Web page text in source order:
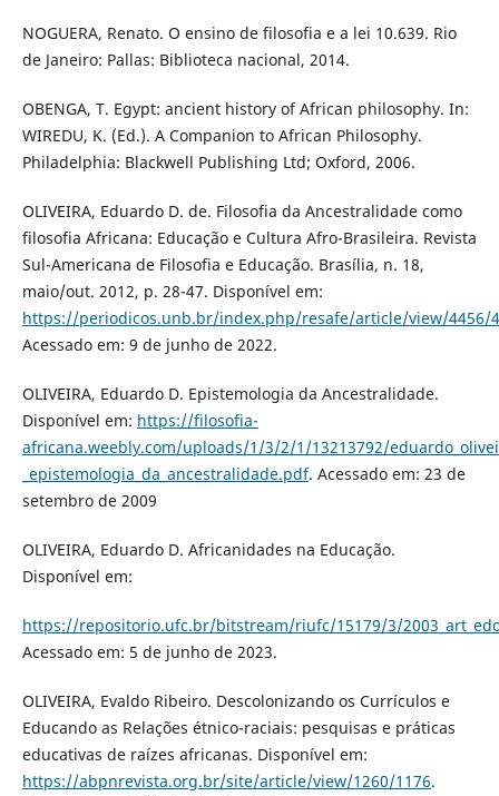
NOGUERA, Renato. O ensino de filosofia e a lei 10.639. Rio
de Janeiro: Pallas: Biblioteca nacional, 2014.
OBENGA, T. Egypt: ancient history of African philosophy. In:
WIREDU, K. (Ed.). A Companion to African Philosophy.
Philadelphia: Blackwell Publishing Ltd; Oxford, 2006.
OLIVEIRA, Eduardo D. de. Filosofia da Ancestralidade como
filosofia Africana: Educação e Cultura Afro-Brasileira. Revista
Sul-Americana de Filosofia e Educação. Brasília, n. 18,
maio/out. 2012, p. 28-47. Disponível em:
https://periodicos.unb.br/index.php/resafe/article/view/4456/
Acessado em: 9 de junho de 2022.
OLIVEIRA, Eduardo D. Epistemologia da Ancestralidade.
Disponível em: https://filosofia-
africana.weebly.com/uploads/1/3/2/1/13213792/
_epistemologia_da_ancestralidade.pdf. Acessado em: 23 de
setembro de 2009
OLIVEIRA, Eduardo D. Africanidades na Educação.
Disponível em:
https://repositorio.ufc.br/bitstream/riufc/15179/3/
Acessado em: 5 de junho de 2023.
OLIVEIRA, Evaldo Ribeiro. Descolonizando os Currículos e
Educando as Relações étnico-raciais: pesquisas e práticas
educativas de raízes africanas. Disponível em:
https://abpnrevista.org.br/site/article/view/1260/1176.